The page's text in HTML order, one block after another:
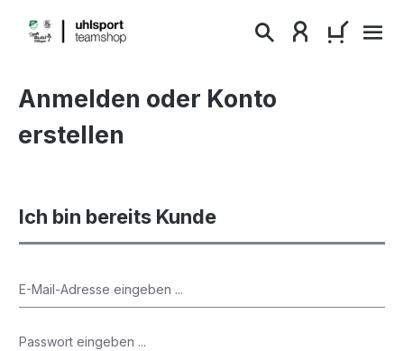
springen
Anmelden oder Konto
erstellen
Ich bin bereits Kunde